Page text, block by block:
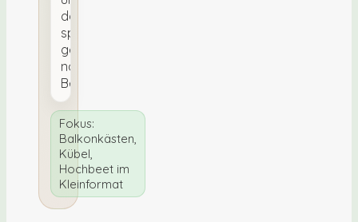
dosiere
später
gezielt
nach
Bedarf.
Fokus:
Balkonkästen,
Kübel,
Hochbeet im
Kleinformat